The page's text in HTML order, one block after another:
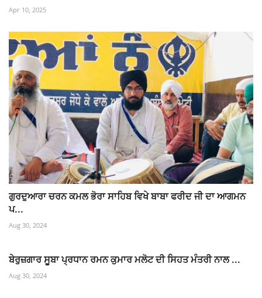
Apr 10, 2025
ਗੁਰਦੁਆਰਾ ਚਰਨ ਕਮਲ ਭੋਰਾ ਸਾਹਿਬ ਵਿਖੇ ਬਾਬਾ ਫਰੀਦ ਜੀ ਦਾ ਆਗਮਨ
ਪ...
Aug 30, 2024
ਬੇਰੁਜ਼ਗਾਰ ਸੂਬਾ ਪ੍ਰਧਾਨ ਰਮਨ ਕੁਮਾਰ ਮਲੋਟ ਦੀ ਸਿਹਤ ਮੰਤਰੀ ਨਾਲ ...
Aug 30, 2024